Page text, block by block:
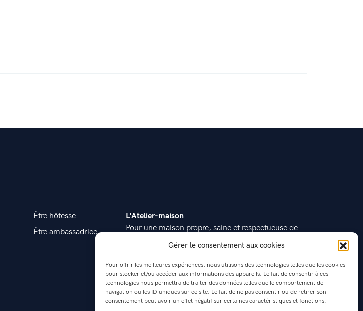
Gérer le consentement aux cookies
Pour offrir les meilleures expériences, nous utilisons des technologies telles que les cookies
pour stocker et/ou accéder aux informations des appareils. Le fait de consentir à ces
technologies nous permettra de traiter des données telles que le comportement de
navigation ou les ID uniques sur ce site. Le fait de ne pas consentir ou de retirer son
consentement peut avoir un effet négatif sur certaines caractéristiques et fonctions.
Être hôtesse
Être ambassadrice
L'Atelier-maison
Pour une maison propre, saine et respectueuse de
l’environnement